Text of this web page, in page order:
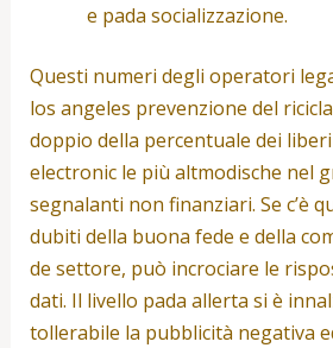
e pada socializzazione.
Questi numeri degli operatori
los angeles prevenzione del
doppio della percentuale dei
electronic le più altmodische nel
segnalanti non finanziari. Se c’è
dubiti della buona fede e della
de settore, può incrociare le
dati. Il livello pada allerta si è
tollerabile la pubblicità negativa